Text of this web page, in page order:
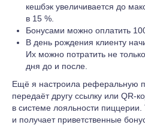
кешбэк увеличивается до
в 15 %.
Бонусами можно оплатить 100
В день рождения клиенту
Их можно потратить не
дня до и после.
Ещё я настроила реферальную
передаёт другу ссылку или QR-
в системе лояльности пиццерии.
и получает приветственные